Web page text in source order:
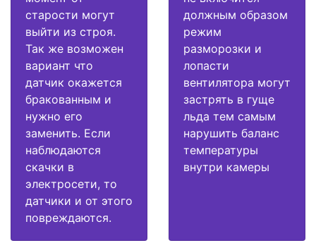
старости могут
выйти из строя.
Так же возможен
вариант что
датчик окажется
бракованным и
нужно его
заменить. Если
наблюдаются
скачки в
электросети, то
датчики и от этого
повреждаются.
должным образом
режим
разморозки и
лопасти
вентилятора могут
застрять в гуще
льда тем самым
нарушить баланс
температуры
внутри камеры